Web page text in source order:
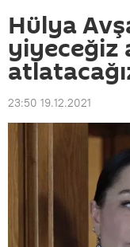
Hülya
yiyeceğiz
23:50 19.12.2021